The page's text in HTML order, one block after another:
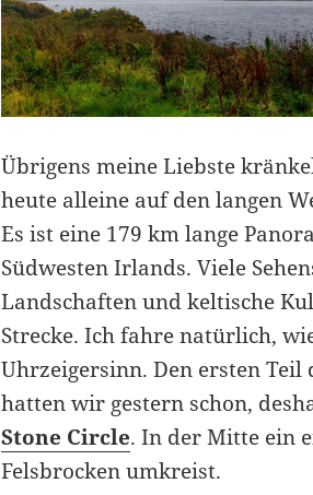
Übrigens meine Liebste
heute alleine auf den langen
Es ist eine 179 km lange
Südwesten Irlands. Viele
Landschaften und keltische
Strecke. Ich fahre natürlich,
Uhrzeigersinn. Den ersten
hatten wir gestern schon,
Stone Circle. In der Mitte ein
Felsbrocken umkreist.